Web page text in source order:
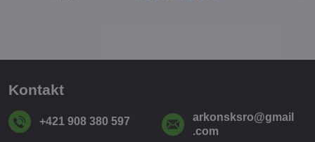
Kontakt
+421 908 380 597
arkonsksro​@gmail​
.com